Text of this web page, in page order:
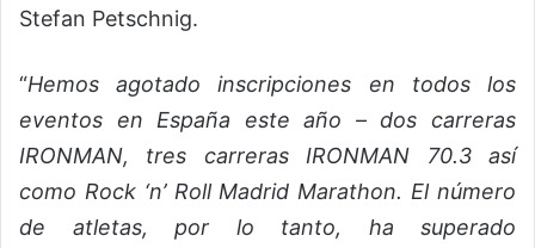
Stefan Petschnig.
“Hemos agotado inscripciones en todos los
eventos en España este año – dos carreras
IRONMAN, tres carreras IRONMAN 70.3 así
como Rock ‘n’ Roll Madrid Marathon. El número
de atletas, por lo tanto, ha superado